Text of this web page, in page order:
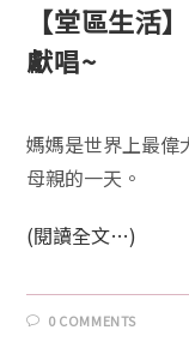
【堂區生活
獻唱~
媽媽是世界上最偉
母親的一天。
(閱讀全文…)
0 COMMENTS